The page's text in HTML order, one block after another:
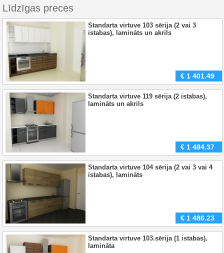
Līdzīgas preces
Standarta virtuve 103 sērija (2 vai 3
istabas), lamināts un akrils
€ 1 401.49
Standarta virtuve 119 sērija (2 istabas),
lamināts un akrils
€ 1 484.37
Standarta virtuve 104 sērija (2 vai 3 vai 4
istabas), lamināts
€ 1 486.23
Standarta virtuve 103.sērija (1 istabas),
lamināta